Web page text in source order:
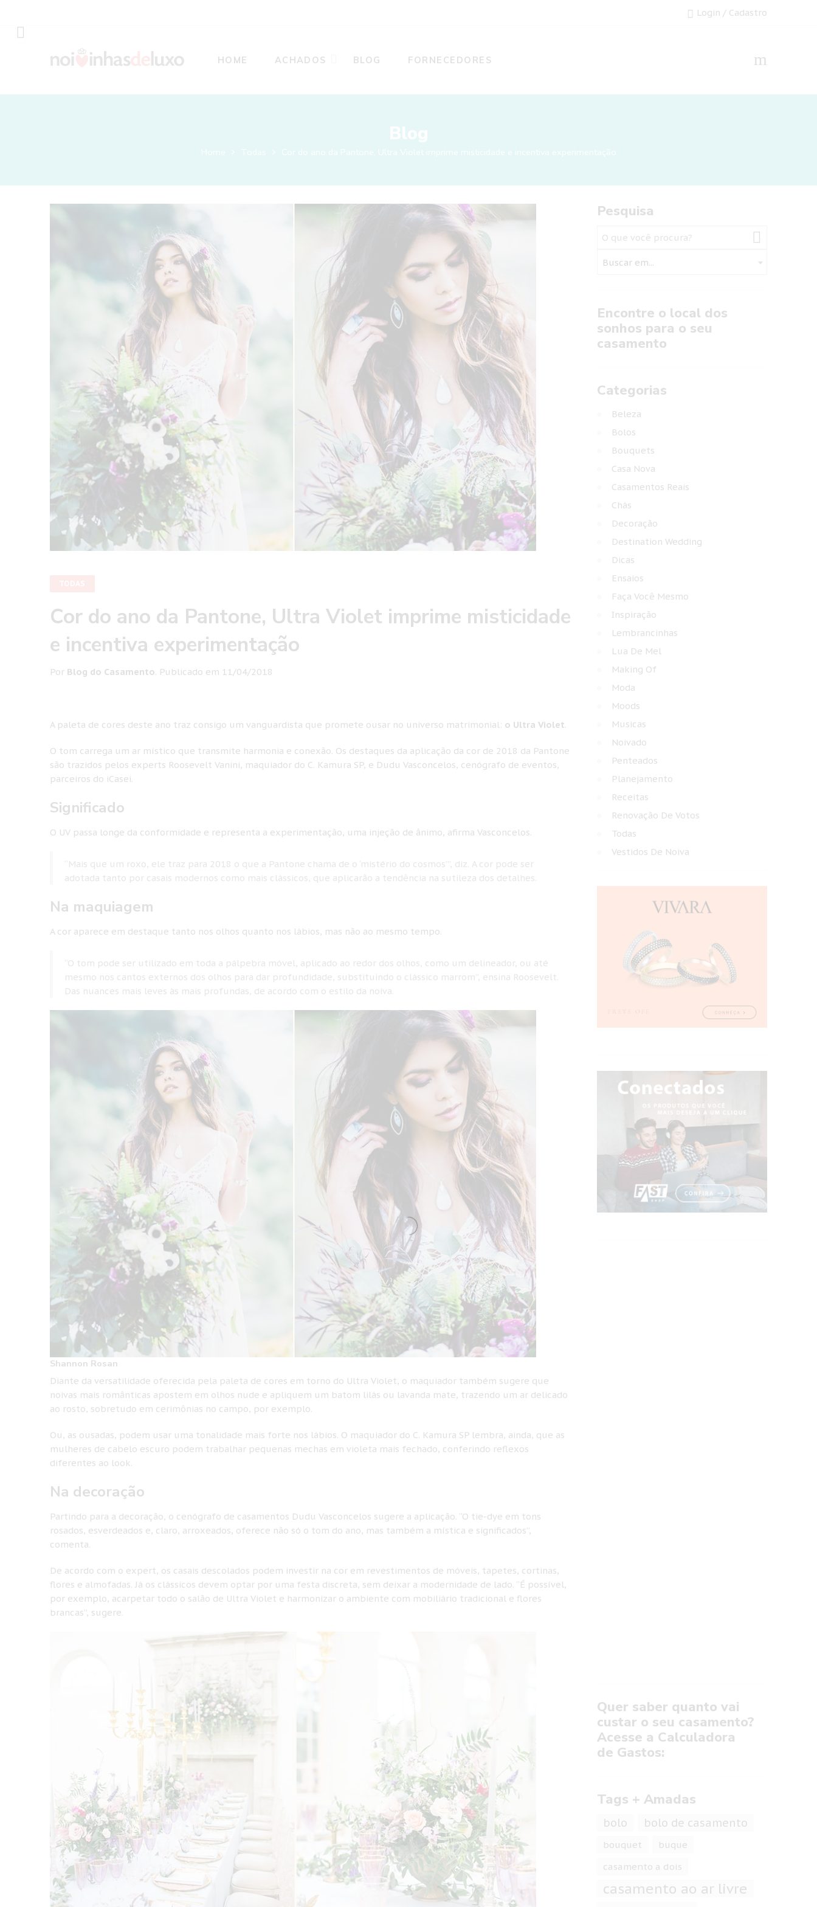
Login / Cadastro
HOME ACHADOS BLOG FORNECEDORES
Blog
Home Todas Cor do ano da Pantone, Ultra Violet imprime misticidade e incentiva experimentação
Cor do ano da Pantone, Ultra Violet imprime misticidade
e incentiva experimentação
Por Blog do Casamento Publicado em 11/04/2018
A paleta de cores deste ano traz consigo um vanguardista que promete ousar no universo matrimonial: o Ultra Violet
O tom carrega um ar místico que transmite harmonia e conexão. Os destaques da aplicação da cor de 2018 da Pantone
são trazidos pelos experts Roosevelt Vanini, maquiador do C. Kamura SP, e Dudu Vasconcelos, cenógrafo de eventos,
parceiros do iCasei.
Significado
O UV passa longe da conformidade e representa a experimentação, uma injeção de ânimo, afirma Vasconcelos.
“Mais que um roxo, ele traz para 2018 o que a Pantone chama de o ‘mistério do cosmos’”, diz. A cor pode ser
adotada tanto por casais modernos como mais clássicos, que aplicarão a tendência na sutileza dos detalhes.
Na maquiagem
A cor aparece em destaque tanto nos olhos quanto nos lábios, mas não ao mesmo tempo.
“O tom pode ser utilizado em toda a pálpebra móvel, aplicado ao redor dos olhos, como um delineador, ou até
mesmo nos cantos externos dos olhos para dar profundidade, substituindo o clássico marrom”, ensina Roosevelt.
Das nuances mais leves às mais profundas, de acordo com o estilo da noiva.
Shannon Rosan
Diante da versatilidade oferecida pela paleta de cores em torno do Ultra Violet, o maquiador também sugere que
noivas mais românticas apostem em olhos nude e apliquem um batom lilás ou lavanda mate, trazendo um ar delicado
ao rosto, sobretudo em cerimônias no campo, por exemplo.
Ou, as ousadas, podem usar uma tonalidade mais forte nos lábios. O maquiador do C. Kamura SP lembra, ainda, que as
mulheres de cabelo escuro podem trabalhar pequenas mechas em violeta mais fechado, conferindo reflexos
diferentes ao look.
Na decoração
Partindo para a decoração, o cenógrafo de casamentos Dudu Vasconcelos sugere a aplicação. “O tie-dye em tons
rosados, esverdeados e, claro, arroxeados, oferece não só o tom do ano, mas também a mística e significados”,
comenta.
De acordo com o expert, os casais descolados podem investir na cor em revestimentos de móveis, tapetes, cortinas,
flores e almofadas. Já os clássicos devem optar por uma festa discreta, sem deixar a modernidade de lado. “É possível,
por exemplo, acarpetar todo o salão de Ultra Violet e harmonizar o ambiente com mobiliário tradicional e flores
brancas”, sugere.
Pesquisa
Buscar em...
Encontre o local dos
sonhos para o seu
casamento
Categorias
Beleza
Bolos
Bouquets
Casa Nova
Casamentos Reais
Chás
Decoração
Destination Wedding
Dicas
Ensaios
Faça Você Mesmo
Inspiração
Lembrancinhas
Lua De Mel
Making Of
Moda
Moods
Musicas
Noivado
Penteados
Planejamento
Receitas
Renovação De Votos
Todas
Vestidos De Noiva
Quer saber quanto vai
custar o seu casamento?
Acesse a Calculadora
de Gastos:
Tags + Amadas
bolo bolo de casamento
bouquet
buque
casamento a dois
casamento ao ar livre